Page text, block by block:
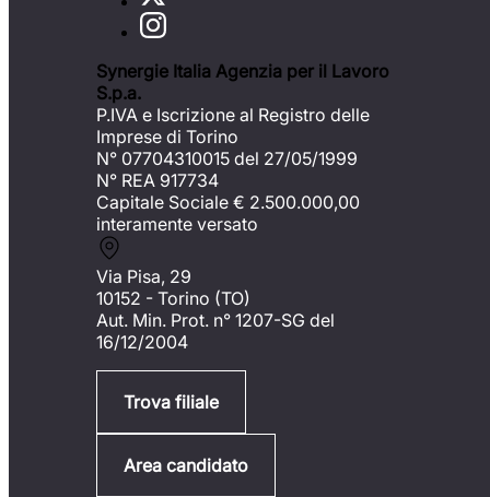
Synergie Italia Agenzia per il Lavoro
S.p.a.
P.IVA e Iscrizione al Registro delle
Imprese di Torino
N° 07704310015 del 27/05/1999
N° REA 917734
Capitale Sociale € 2.500.000,00
interamente versato
Via Pisa, 29
10152 - Torino (TO)
Aut. Min. Prot. n° 1207-SG del
16/12/2004
Trova filiale
Area candidato